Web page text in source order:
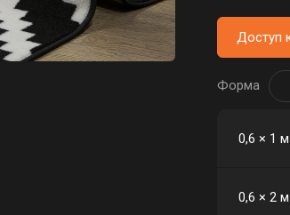
Доступ
Форма
0,6 × 1 м
0,6 × 2 м